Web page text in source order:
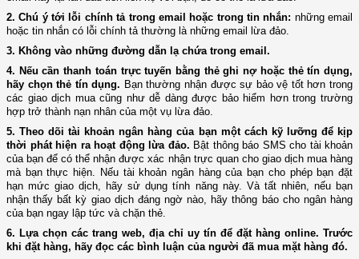
2. Chú ý tới lỗi chính tả trong email hoặc trong tin nhắn: những email
hoặc tin nhắn có lỗi chính tả thường là những email lừa đảo.
3. Không vào những đường dẫn lạ chứa trong email.
4. Nếu cần thanh toán trực tuyến bằng thẻ ghi nợ hoặc thẻ tín dụng,
hãy chọn thẻ tín dụng. Bạn thường nhận được sự bảo vệ tốt hơn trong
các giao dịch mua cũng như dễ dàng được bảo hiểm hơn trong trường
hợp trở thành nạn nhân của một vụ lừa đảo.
5. Theo dõi tài khoản ngân hàng của bạn một cách kỹ lưỡng để kịp
thời phát hiện ra hoạt động lừa đảo. Bật thông báo SMS cho tài khoản
của bạn để có thể nhận được xác nhận trực quan cho giao dịch mua hàng
mà bạn thực hiện. Nếu tài khoản ngân hàng của bạn cho phép bạn đặt
hạn mức giao dịch, hãy sử dụng tính năng này. Và tất nhiên, nếu bạn
nhận thấy bất kỳ giao dịch đáng ngờ nào, hãy thông báo cho ngân hàng
của bạn ngay lập tức và chặn thẻ.
6. Lựa chọn các trang web, địa chỉ uy tín để đặt hàng online. Trước
khi đặt hàng, hãy đọc các bình luận của người đã mua mặt hàng đó.